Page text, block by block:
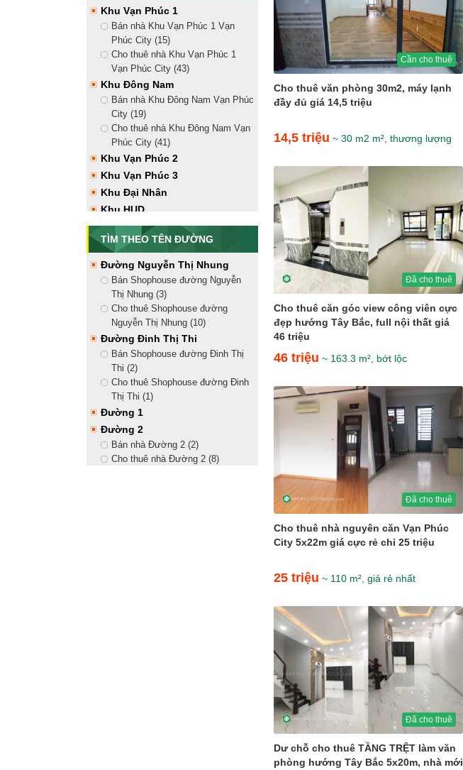
Cần cho thuê
Cho thuê văn phòng 30m2, máy lạnh
đầy đủ giá 14,5 triệu
14,5 triệu ~ 30 m2 m², thương lượng
Đã cho thuê
Cho thuê căn góc view công viên cực
đẹp hướng Tây Bắc, full nội thất giá
46 triệu
46 triệu ~ 163.3 m², bớt lộc
Đã cho thuê
Cho thuê nhà nguyên căn Vạn Phúc
City 5x22m giá cực rẻ chỉ 25 triệu
25 triệu ~ 110 m², giá rẻ nhất
Đã cho thuê
Dư chỗ cho thuê TẦNG TRỆT làm văn
phòng hướng Tây Bắc 5x20m, nhà mới
Cho thuê biệt thự Mansion Vạn
Phúc (1)
City (4)
Cho thuê nhà hướng Bắc Vạn
Phúc City (10)
Đông Bắc
Bán nhà hướng Đông Bắc Vạn
Phúc City (5)
Cho thuê nhà hướng Đông Bắc
Vạn Phúc City (14)
Đông Nam
Bán nhà hướng Đông Nam Vạn
Phúc City (5)
Cho thuê nhà hướng Đông Nam
Vạn Phúc City (12)
Tây Bắc
Bán nhà hướng Tây Bắc Vạn
Phúc City (7)
Cho thuê nhà hướng Tây Bắc Vạn
Phúc City (17)
Tây Nam
Bán nhà hướng Tây Nam Vạn
Phúc City (9)
Cho thuê nhà hướng Tây Nam
Vạn Phúc City (17)
Khu Vạn Phúc 1
Bán nhà Khu Vạn Phúc 1 Vạn
Phúc City (15)
Cho thuê nhà Khu Vạn Phúc 1
Vạn Phúc City (43)
Khu Đông Nam
Bán nhà Khu Đông Nam Vạn Phúc
City (19)
Cho thuê nhà Khu Đông Nam Vạn
Phúc City (41)
Khu Vạn Phúc 2
Khu Vạn Phúc 3
Khu Đại Nhân
Khu HUD
TÌM THEO TÊN ĐƯỜNG
Đường Nguyễn Thị Nhung
Bán Shophouse đường Nguyễn
Thị Nhung (3)
Cho thuê Shophouse đường
Nguyễn Thị Nhung (10)
Đường Đinh Thị Thi
Bán Shophouse đường Đinh Thị
Thi (2)
Cho thuê Shophouse đường Đinh
Thị Thi (1)
Đường 1
Đường 2
Bán nhà Đường 2 (2)
Cho thuê nhà Đường 2 (8)